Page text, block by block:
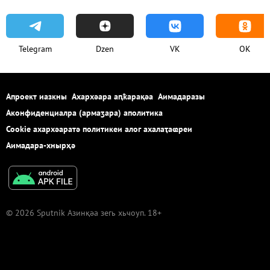
Telegram Dzen VK OK
Апроект иазкны Ахархәара аԥҟарақәа Аимадаразы
Аконфиденциалра (армаӡара) аполитика
Cookie ахархәаратә политикеи алог ахалаҭаҩреи
Аимадара-хнырҳә
© 2026 Sputnik Азинқәа зегь хьчоуп. 18+